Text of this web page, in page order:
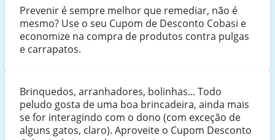
Prevenir é sempre melhor que remediar, não é
mesmo? Use o seu Cupom de Desconto Cobasi e
economize na compra de produtos contra pulgas
e carrapatos.
Brinquedos, arranhadores, bolinhas... Todo
peludo gosta de uma boa brincadeira, ainda mais
se for interagindo com o dono (com exceção de
alguns gatos, claro). Aproveite o Cupom Desconto